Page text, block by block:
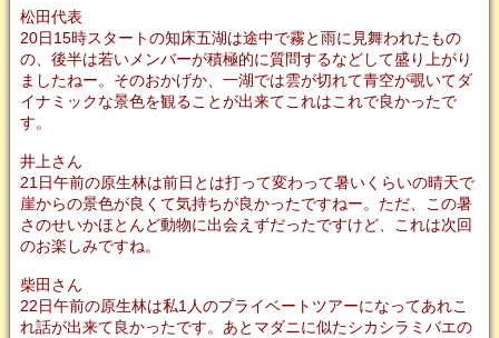
松田代表
20日15時スタートの知床五湖は途中で霧と雨に見舞われたもの
の、後半は若いメンバーが積極的に質問するなどして盛り上がり
ましたねー。そのおかげか、一湖では雲が切れて青空が覗いてダ
イナミックな景色を観ることが出来てこれはこれで良かったで
す。
井上さん
21日午前の原生林は前日とは打って変わって暑いくらいの晴天で
崖からの景色が良くて気持ちが良かったですねー。ただ、この暑
さのせいかほとんど動物に出会えずだったですけど、これは次回
のお楽しみですね。
柴田さん
22日午前の原生林は私1人のプライベートツアーになってあれこ
れ話が出来て良かったです。あとマダニに似たシカシラミバエの